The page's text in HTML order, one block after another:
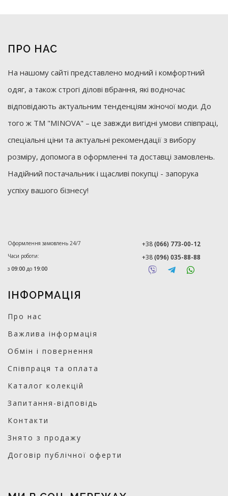
ПРО НАС
На нашому сайті представлено модний і комфортний
одяг, а також строгі ділові вбрання, які водночас
відповідають актуальним тенденціям жіночої моди. До
того ж ТМ "MINOVA" – це завжди вигідні умови співпраці,
спеціальні ціни та актуальні рекомендації з вибору
розміру, допомога в оформленні та доставці замовлень.
Надійний постачальник і щасливі покупці - запорука
успіху вашого бізнесу!
Оформлення замовлень 24/7
Часи роботи:
з 09:00 до 19:00
+38(066) 773-00-12
+38(096) 035-88-88
ІНФОРМАЦІЯ
Про нас
Важлива інформація
Обмін і повернення
Співпраця та оплата
Каталог колекцій
Запитання-відповідь
Контакти
Знято з продажу
Договір публічної оферти